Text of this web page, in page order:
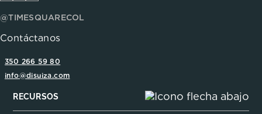
@TIMESQUARECOL
Contáctanos
350 266 59 80
info@disuiza.com
RECURSOS